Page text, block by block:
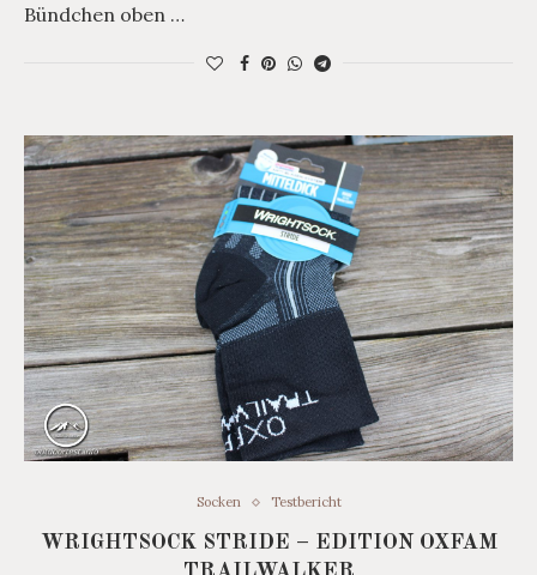
Bündchen oben …
Socken Testbericht
WRIGHTSOCK STRIDE – EDITION OXFAM